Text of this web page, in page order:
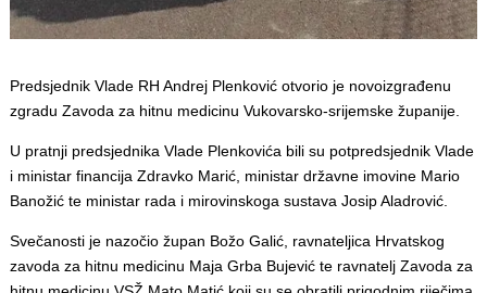
Predsjednik Vlade RH Andrej Plenković otvorio je novoizgrađenu
zgradu Zavoda za hitnu medicinu Vukovarsko-srijemske županije.
U pratnji predsjednika Vlade Plenkovića bili su potpredsjednik Vlade
i ministar financija Zdravko Marić, ministar državne imovine Mario
Banožić te ministar rada i mirovinskoga sustava Josip Aladrović.
Svečanosti je nazočio župan Božo Galić, ravnateljica Hrvatskog
zavoda za hitnu medicinu Maja Grba Bujević te ravnatelj Zavoda za